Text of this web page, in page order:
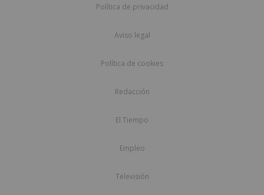
Política de privacidad
Aviso legal
Política de cookies
Redacción
El Tiempo
Empleo
Televisión